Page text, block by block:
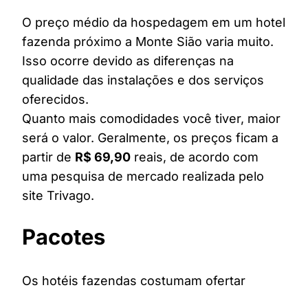
O preço médio da hospedagem em um hotel
fazenda próximo a Monte Sião varia muito.
Isso ocorre devido as diferenças na
qualidade das instalações e dos serviços
oferecidos.
Quanto mais comodidades você tiver, maior
será o valor. Geralmente, os preços ficam a
partir de R$ 69,90 reais, de acordo com
uma pesquisa de mercado realizada pelo
site Trivago.
Pacotes
Os hotéis fazendas costumam ofertar